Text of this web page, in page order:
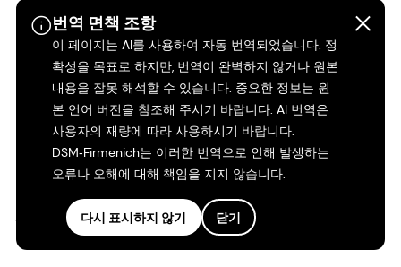
번역 면책 조항
이 페이지는 AI를 사용하여 자동 번역되었습니다. 정
확성을 목표로 하지만, 번역이 완벽하지 않거나 원본
내용을 잘못 해석할 수 있습니다. 중요한 정보는 원
본 언어 버전을 참조해 주시기 바랍니다. AI 번역은
사용자의 재량에 따라 사용하시기 바랍니다.
DSM‑Firmenich는 이러한 번역으로 인해 발생하는
오류나 오해에 대해 책임을 지지 않습니다.
다시 표시하지 않기 닫기
약관
캘리포니아 투명성
접근성 성명서
법적 정보
사이트 맵